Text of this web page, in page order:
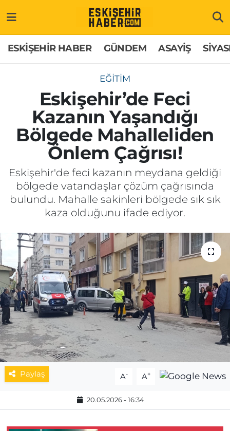
ESKİŞEHİR HABER GÜNDEM ASAYİŞ
EĞİTİM
Eskişehir’de Feci
Kazanın Yaşandığı
Bölgede Mahalleliden
Önlem Çağrısı!
Eskişehir'de feci kazanın meydana geldiği
bölgede vatandaşlar çözüm çağrısında
bulundu. Mahalle sakinleri bölgede sık sık
kaza olduğunu ifade ediyor.
Paylaş A- A+
20.05.2026 - 16:34
GÜNDEM
ASAYİŞ
SİYASET
EKONOMİ
SAĞLIK
EĞİTİM
MAGAZİN
ESKİŞEHİRSPOR
Hakkımızda
İletişim
Künye
Odunpazarı Trafik Yoğunluk Haritası
Süper Lig Puan Durumu ve Fikstür
Tüm Manşetler
Son Dakika Haberleri
Haber Arşivi